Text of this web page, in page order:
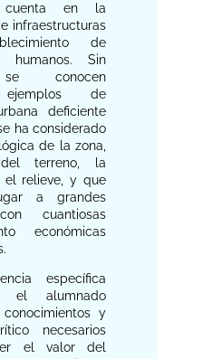
en la
infraestructuras
de
humanos. Sin
conocen
ejemplos de
deficiente
ha considerado
de la zona,
terreno, la
el relieve, y que
a grandes
cuantiosas
económicas
específica
el alumnado
y
necesarios
el valor del